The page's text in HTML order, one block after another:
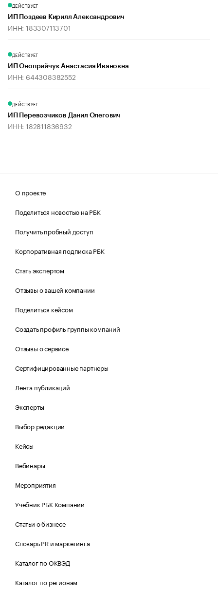
ДЕЙСТВУЕТ
ИП Поздеев Кирилл Александрович
ИНН: 183307113701
ДЕЙСТВУЕТ
ИП Оноприйчук Анастасия Ивановна
ИНН: 644308382552
ДЕЙСТВУЕТ
ИП Перевозчиков Данил Олегович
ИНН: 182811836932
О проекте
Поделиться новостью на РБК
Получить пробный доступ
Корпоративная подписка РБК
Стать экспертом
Отзывы о вашей компании
Поделиться кейсом
Создать профиль группы компаний
Отзывы о сервисе
Сертифицированные партнеры
Лента публикаций
Эксперты
Выбор редакции
Кейсы
Вебинары
Мероприятия
Учебник РБК Компании
Статьи о бизнесе
Словарь PR и маркетинга
Каталог по ОКВЭД
Каталог по регионам